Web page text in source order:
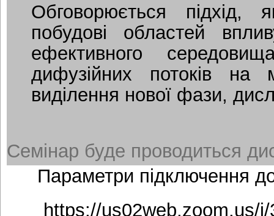
Обговорюється підхід,
побудові областей
ефективного
дифузійних потоків на
виділення нової фази,
Семінар буде проводиться
Параметри підключення
https://us02web.zoom.us/